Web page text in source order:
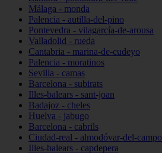
Málaga - monda
Palencia - autilla-del-pino
Pontevedra - vilagarcía-de-arousa
Valladolid - rueda
Cantabria - marina-de-cudeyo
Palencia - moratinos
Sevilla - camas
Barcelona - subirats
Illes-balears - sant-joan
Badajoz - cheles
Huelva - jabugo
Barcelona - cabrils
Ciudad-real - almodóvar-del-campo
Illes-balears - capdepera